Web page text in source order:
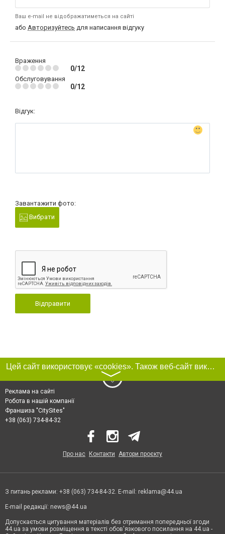
Ваш e-mail не відображатиметься на сайті
або Авторизуйтесь для написання відгуку
Враження
0/12
Обслуговування
0/12
Відгук:
Завантажити фото:
Вибрати
Відправити
Цей сайт використовує «cookies». Також веб-сайт використовує інтернет-сервіс для збору технічних даних стосовно відвідувачів з метою отримання маркетингової та статистичної інформації. Умови обробки даних відвідувачів сайту див.
〉
Реклама на сайті
Робота в нашій компанії
Франшиза "CitySites"
+38 (063) 734-84-32
Про нас Контакти Автори проєкту
З питань реклами: +38 (063) 734-84-32. E-mail: reklama@44.ua
E-mail редакції: news@44.ua
Допускається цитування матеріалів без отримання попередньої згоди
44.ua за умови розміщення в тексті обов'язкового посилання на 44.ua -